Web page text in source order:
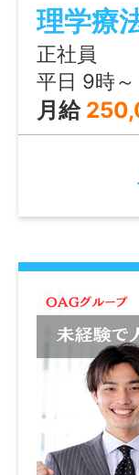
理学療
正社員
平日 9時～１３時 （休憩
月給